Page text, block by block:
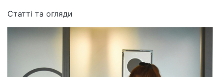
Статті та огляди